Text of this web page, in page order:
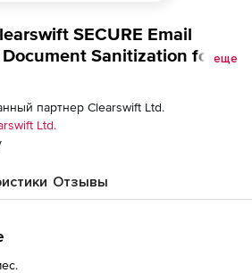
SECURE Email
Sanitization forеще
партнер Clearswift Ltd.
Ltd.
Отзывы